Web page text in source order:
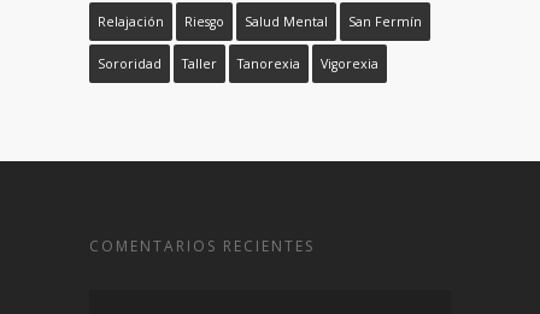
Relajación Riesgo Salud Mental San Fermín
Sororidad Taller Tanorexia Vigorexia
COMENTARIOS RECIENTES